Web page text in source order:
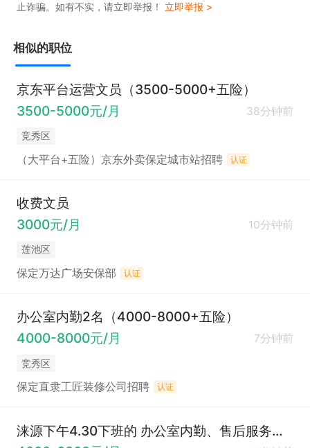
止诈骗。如有不实，请立即举报！ 立即举报 >
相似的职位
京东平台运营文员（3500-5000+五险）
3500-5000元/月
38分钟前
竞秀区
（大平台+五险）京东外卖保定城市站招聘 认证
收费文员
3000元/月
10分钟前
莲池区
保定万达广场安保部 认证
办公室内勤2名（4000-8000+五险）
4000-8000元/月
7分钟前
竞秀区
保定直隶工匠装修公司招聘 认证
涞源下午4.30下班的 办公室内勤、售后服务内勤（4000-6000））